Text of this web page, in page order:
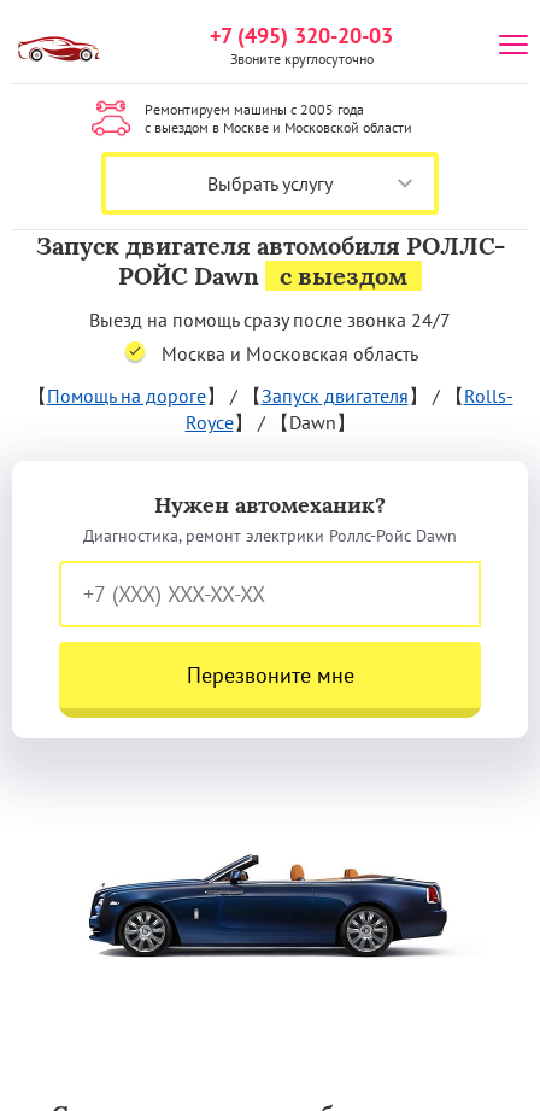
+7 (495) 320-20-03
Звоните круглосуточно
Ремонтируем машины с 2005 года
с выездом в Москве и Московской области
Выбрать услугу
Запуск двигателя автомобиля РОЛЛС-
РОЙС Dawn
с выездом
Выезд на помощь сразу после звонка 24/7
Москва и Московская область
【Помощь на дороге】 / 【Запуск двигателя】 / 【Rolls-
Royce】 / 【Dawn】
Нужен автомеханик?
Диагностика, ремонт электрики Роллс-Ройс Dawn
Перезвоните мне